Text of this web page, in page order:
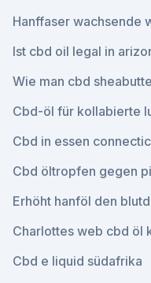
Hanffaser wachsende
Ist cbd oil legal in
Wie man cbd
Cbd-öl für kollabierte
Cbd in essen
Cbd öltropfen gegen
Erhöht hanföl den
Charlottes web cbd öl
Cbd e liquid südafrika